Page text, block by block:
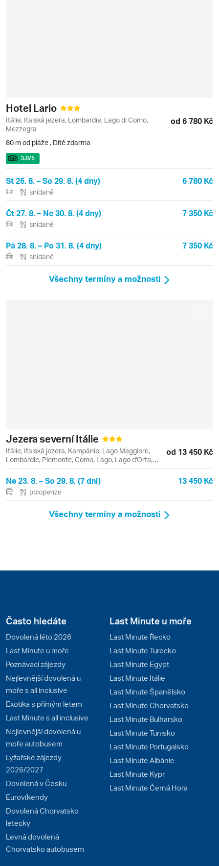
Hotel Lario
Itálie, Italská jezera, Lombardie, Lago di Como,
Mezzegra
od 6 780 Kč
80 m od pláže , Dítě zdarma
3.8/5
St 26. 8. – So 29. 8. (4 dny) 6 780 Kč
snídaně
Čt 27. 8. – Ne 30. 8. (4 dny) 7 350 Kč
snídaně
Pá 28. 8. – Po 31. 8. (4 dny) 7 350 Kč
snídaně
Všechny termíny a možnosti
Jezera severní Itálie
Itálie, Italská jezera, Kampánie, Lago Maggiore,
Lombardie, Piemonte, Como, Lago, Lago d'Orta,
Lago di Como, Orta San Giulio, Stresa
od 13 450 Kč
Ne 23. 8. – So 29. 8. (7 dní) 13 450 Kč
polopenze
Všechny termíny a možnosti
Často hledáte
Dovolená léto 2026
Last Minute u moře
Poznávací zájezdy
Nejlevnější dovolená u
moře s all inclusive
Exotika s přímým letem
Last Minute s all inclusive
Nejlevnější dovolená u
moře autobusem
Lyžařské zájezdy
2026/2027
Dovolená v Česku
Eurovíkendy
Dovolená Chorvatsko
letecky
Levná dovolená
Chorvatsko autobusem
Last Minute u moře
Last Minute Řecko
Last Minute Turecko
Last Minute Egypt
Last Minute Itálie
Last Minute Španělsko
Last Minute Chorvatsko
Last Minute Bulharsko
Last Minute Tunisko
Last Minute Portugalsko
Last Minute Albánie
Last Minute Kypr
Last Minute Černá Hora